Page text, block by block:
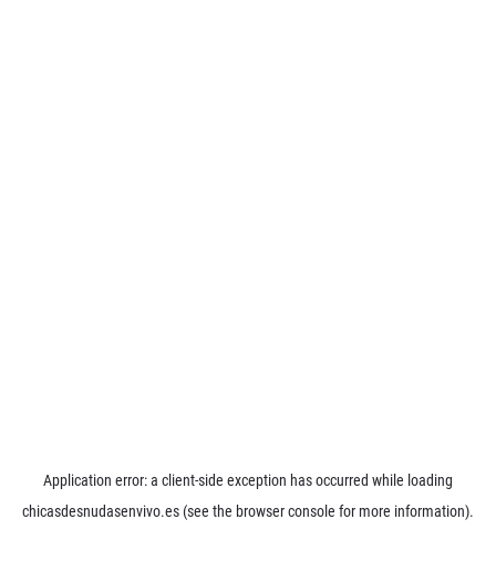
Application error: a client-side exception has occurred while loading
chicasdesnudasenvivo.es (see the browser console for more information).